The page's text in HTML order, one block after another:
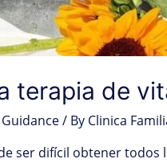
terapia de
/ By Clinica
ser difícil obtener